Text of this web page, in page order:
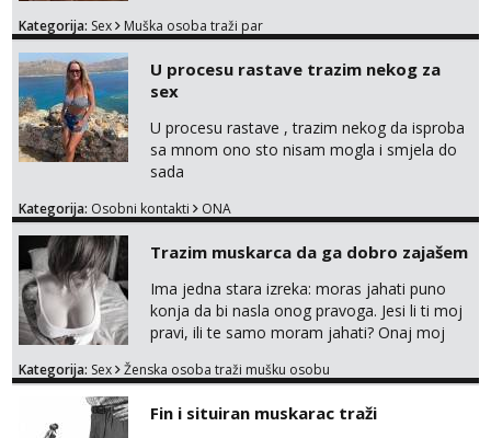
trata.vrh@gmail.com
Kategorija: Sex Muška osoba traži par
U procesu rastave trazim nekog za
sex
U procesu rastave , trazim nekog da isproba
sa mnom ono sto nisam mogla i smjela do
sada
Kategorija: Osobni kontakti ONA
Trazim muskarca da ga dobro zajašem
Ima jedna stara izreka: moras jahati puno
konja da bi nasla onog pravoga. Jesi li ti moj
pravi, ili te samo moram jahati? Onaj moj
na sexdater link i javi mi se tamo....
Kategorija: Sex Ženska osoba traži mušku osobu
Fin i situiran muskarac traži